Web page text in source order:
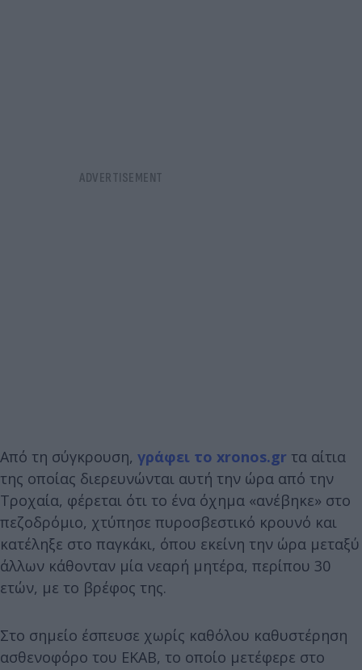
Από τη σύγκρουση, γράφει το xronos.gr τα αίτια
της οποίας διερευνώνται αυτή την ώρα από την
Τροχαία, φέρεται ότι το ένα όχημα «ανέβηκε» στο
πεζοδρόμιο, χτύπησε πυροσβεστικό κρουνό και
κατέληξε στο παγκάκι, όπου εκείνη την ώρα μεταξύ
άλλων κάθονταν μία νεαρή μητέρα, περίπου 30
ετών, με το βρέφος της.
Στο σημείο έσπευσε χωρίς καθόλου καθυστέρηση
ασθενοφόρο του ΕΚΑΒ, το οποίο μετέφερε στο